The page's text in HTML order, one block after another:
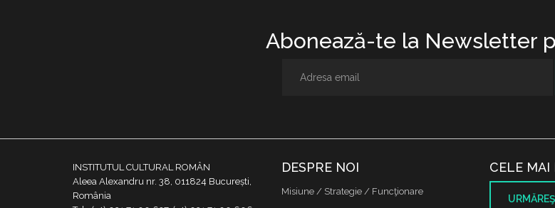
Abonează-te la Newsletter
INSTITUTUL CULTURAL ROMÂN
Aleea Alexandru nr. 38, 011824 București,
România
DESPRE NOI
Misiune / Strategie / Funcţionare
CELE MAI